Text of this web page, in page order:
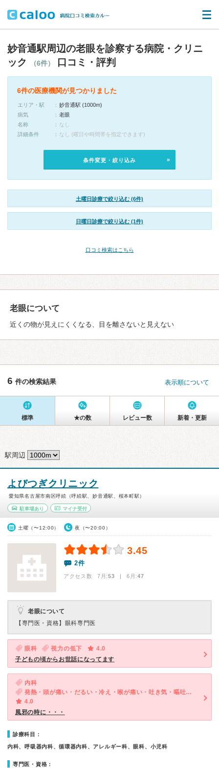
妙音通駅周辺の老眼を診察する病院・クリニ
ック
（6件） 口コミ・評判
6件の医療機関が見つかりました
エリア・駅
妙音通駅 (1000m)
病気
老眼
名称
なし
詳細条件
なし (曜日や時間帯を指定できます)
条件変更・絞り込み
土曜日診療で絞り込む (6件)
日曜日診療で絞り込む (1件)
口コミ検索はこちら
老眼について
近くの物が見えにくくなる、目を離さないと見えない
6 件の検索結果 表示順について
標準 ★の数 レビュー数 新着・更新
駅周辺
よびつぎクリニック
愛知県名古屋市南区呼続（呼続駅、妙音通駅、桜本町駅）
駐車場あり マイナ受付
土曜（〜12:00） 夜（〜20:00）
3.45
2件
アクセス数 7月:53 | 6月:47
老眼について
【専門医・資格】 眼科専門医
眼科 視力の低下
4.0
子どもの頃からお世話になってます
内科
発熱・頭が痛い・だるい・冷え・喉が痛い・吐き気・嘔吐・体調不良・急性の下痢
4.0
風邪の時に・・・
診療科目：
内科、呼吸器内科、循環器内科、アレルギー科、眼科、小児科
専門医・資格：